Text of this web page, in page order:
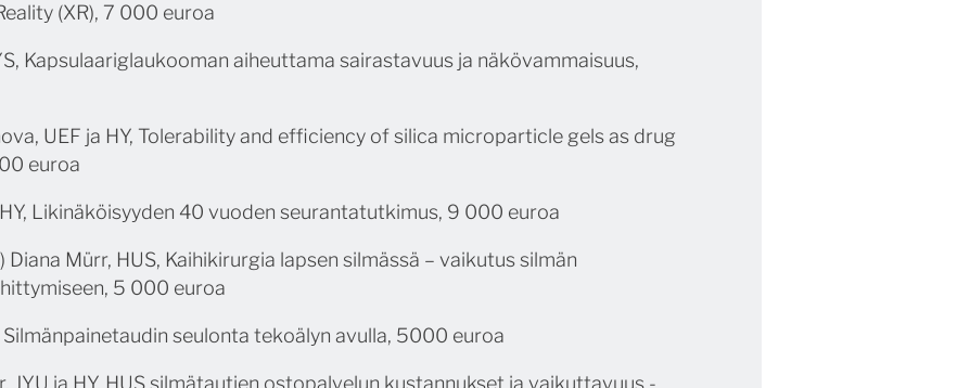
(XR), 7 000 euroa
Kapsulaariglaukooman aiheuttama sairastavuus ja näkövammaisuus,
UEF ja HY, Tolerability and efficiency of silica microparticle gels as drug
euroa
HY, Likinäköisyyden 40 vuoden seurantatutkimus, 9 000 euroa
Mürr, HUS, Kaihikirurgia lapsen silmässä – vaikutus silmän
5 000 euroa
Silmänpainetaudin seulonta tekoälyn avulla, 5000 euroa
JYU ja HY, HUS silmätautien ostopalvelun kustannukset ja vaikuttavuus -